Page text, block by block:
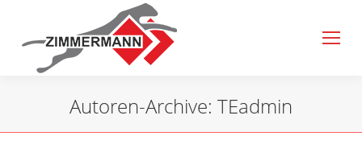
Autoren-Archive: TEadmin
Sie befinden sich hier: